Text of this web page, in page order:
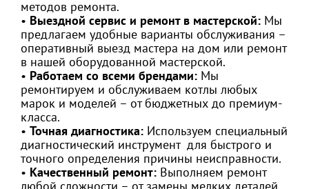
методов ремонта.
• Выездной сервис и ремонт в мастерской: Мы
предлагаем удобные варианты обслуживания –
оперативный выезд мастера на дом или ремонт
в нашей оборудованной мастерской.
• Работаем со всеми брендами: Мы
ремонтируем и обслуживаем котлы любых
марок и моделей – от бюджетных до премиум-
класса.
• Точная диагностика: Используем специальный
диагностический инструмент для быстрого и
точного определения причины неисправности.
• Качественный ремонт: Выполняем ремонт